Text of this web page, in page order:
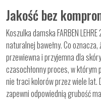
Jakość bez
Koszulka damska FARBEN
naturalnej bawełny. Co
przewiewna i przyjemna dla
czasochłonny proces, w
nie traci kolorów przez wiele
zapewni odpowiednią grubość